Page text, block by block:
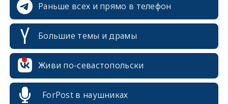
Раньше всех и прямо в телефон
Большие темы и драмы
Живи по-севастопольски
ForPost в наушниках
erid: 2SDnjcrDNw6